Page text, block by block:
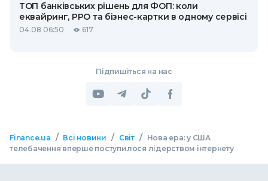
ТОП банківських рішень для ФОП: коли
еквайринг, РРО та бізнес-картки в одному сервісі
04.08 06:50 617
Підпишіться на нас
Finance.ua / Всі новини / Світ /
Нова ера: у США
телебачення вперше поступилося лідерством інтернету